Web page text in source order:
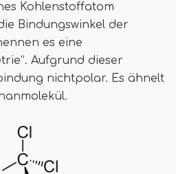
Kohlenstoffatom
Bindungswinkel der
es eine
Aufgrund dieser
nichtpolar. Es ähnelt